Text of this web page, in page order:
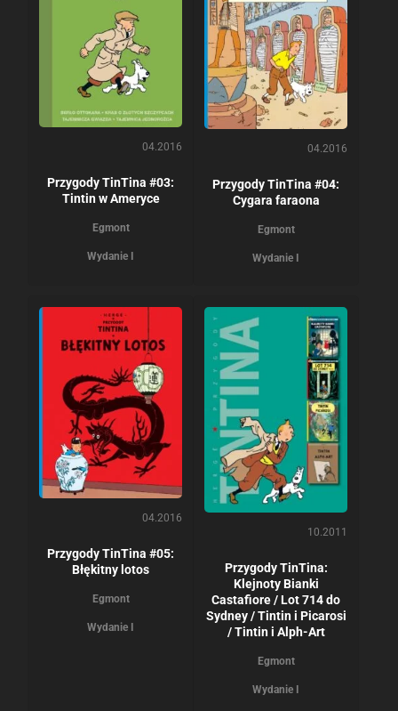
04.2016
Przygody TinTina #03:
Tintin w Ameryce
Egmont
Wydanie I
04.2016
Przygody TinTina #04:
Cygara faraona
Egmont
Wydanie I
04.2016
Przygody TinTina #05:
Błękitny lotos
Egmont
Wydanie I
10.2011
Przygody TinTina:
Klejnoty Bianki
Castafiore / Lot 714 do
Sydney / Tintin i Picarosi
/ Tintin i Alph-Art
Egmont
Wydanie I